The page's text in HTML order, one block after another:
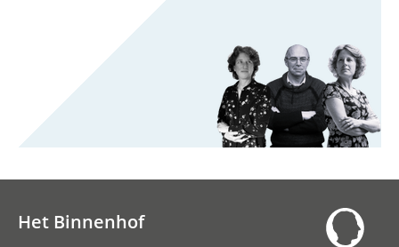
Het Binnenhof